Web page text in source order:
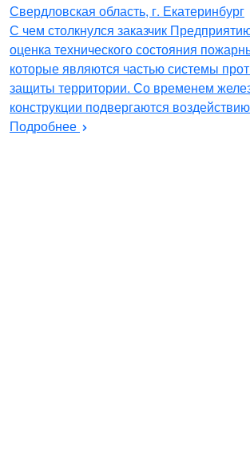
Свердловская область, г. Екатеринбург
С чем столкнулся заказчик
оценка технического состояния
которые являются частью системы
защиты территории. Со временем
конструкции подвергаются
Подробнее